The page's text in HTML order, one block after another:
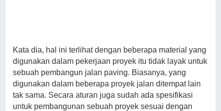
Kata dia, hal ini terlihat dengan beberapa material yang
digunakan dalam pekerjaan proyek itu tidak layak untuk
sebuah pembangun jalan paving. Biasanya, yang
digunakan dalam beberapa proyek jalan ditempat lain
tak sama. Secara aturan juga sudah ada spesifikasi
untuk pembangunan sebuah proyek sesuai dengan